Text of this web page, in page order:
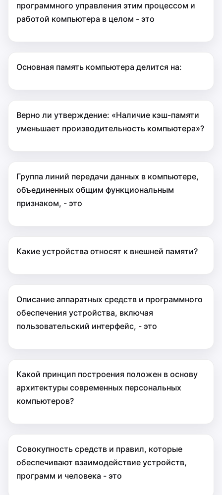
программного управления этим процессом и
работой компьютера в целом - это
Основная память компьютера делится на:
Верно ли утверждение: «Наличие кэш-памяти
уменьшает производительность компьютера»?
Группа линий передачи данных в компьютере,
объединенных общим функциональным
признаком, - это
Какие устройства относят к внешней памяти?
Описание аппаратных средств и программного
обеспечения устройства, включая
пользовательский интерфейс, - это
Какой принцип построения положен в основу
архитектуры современных персональных
компьютеров?
Совокупность средств и правил, которые
обеспечивают взаимодействие устройств,
программ и человека - это